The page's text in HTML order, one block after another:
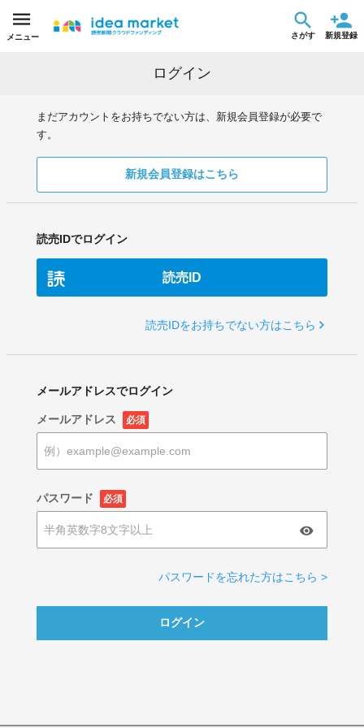
メニュー さがす 新規登録
ログイン
まだアカウントをお持ちでない方は、新規会員登録が必要で
す。
新規会員登録はこちら
読売IDでログイン
読売ID
読売IDをお持ちでない方はこちら
メールアドレスでログイン
メールアドレス 必須
パスワード 必須
パスワードを忘れた方はこちら >
ログイン